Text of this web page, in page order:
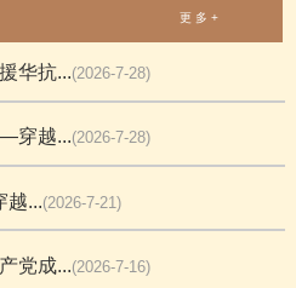
更 多 +
华抗...(2026-7-28)
穿越...(2026-7-28)
越...(2026-7-21)
党成...(2026-7-16)